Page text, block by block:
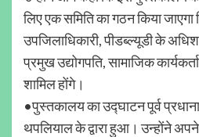
लिए एक समिति का गठन किया जाएगा
उपजिलाधिकारी, पीडब्ल्यूडी के
प्रमुख उद्योगपति, सामाजिक
शामिल होंगे।
•पुस्तकालय का उद्घाटन पूर्व
थपलियाल के द्वारा हुआ। उन्होंने